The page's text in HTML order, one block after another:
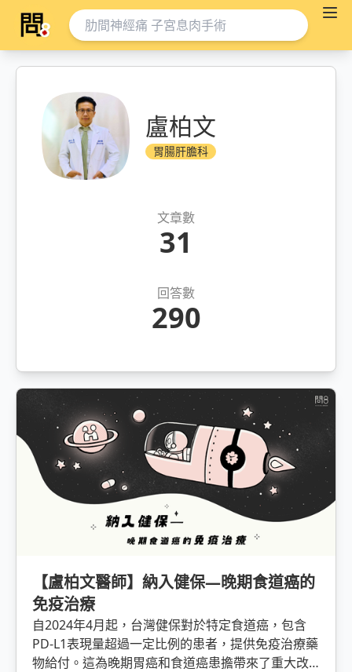
盧柏文
胃腸肝膽科
文章數
31
回答數
290
【盧柏文醫師】納入健保—晚期食道癌的
免疫治療
自2024年4月起，台灣健保對於特定食道癌，包含
PD-L1表現量超過一定比例的患者，提供免疫治療藥
物給付。這為晚期胃癌和食道癌患擔帶來了重大改